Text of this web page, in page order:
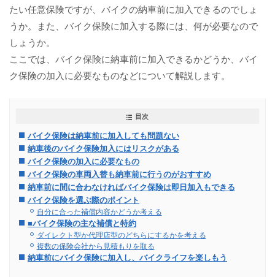
たい任意保険ですが、バイクの納車前に加入できるのでしょ
うか。また、バイク保険に加入する際には、何が必要なので
しょうか。
ここでは、バイク保険に納車前に加入できるかどうか、バイ
ク保険の加入に必要なものなどについて解説します。
目次
バイク保険は納車前に加入しても問題ない
納車後のバイク保険加入にはリスクがある
バイク保険の加入に必要なもの
バイク保険の車両入替も納車前に行うのがおすすめ
納車前に間に合わなければバイク保険は即日加入もできる
バイク保険を選ぶ際のポイント
自分に合った補償内容かどうか考える
■バイク保険の主な補償と特約
ダイレクト型か代理店型のどちらにするかを考える
複数の保険会社から見積もりを取る
納車前にバイク保険に加入し、バイクライフを楽しもう